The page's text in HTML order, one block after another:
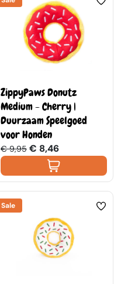
ZippyPaws Donutz
Medium - Cherry |
Duurzaam Speelgoed
voor Honden
€ 9,95 € 8,46
Sale